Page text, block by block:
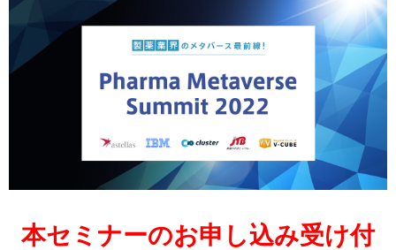
本セミナーのお申し込み受け付